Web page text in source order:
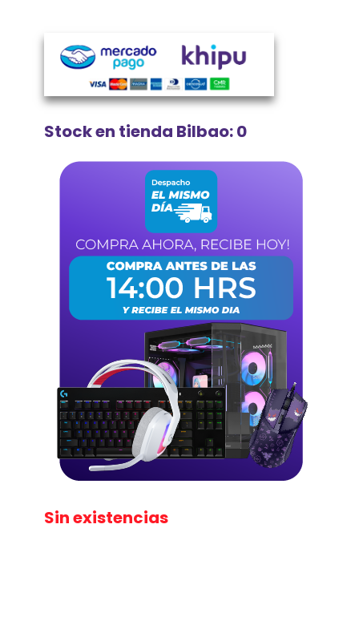
Stock en tienda Bilbao: 0
Sin existencias